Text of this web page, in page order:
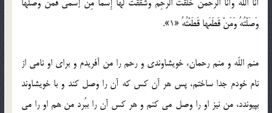
وَصَلْتُهُ وَمَنْ قَطَعَها قَطَعْتُهُ‏ «1».
منم اللّه و منم رحمان، خويشاوندى و رحم را من آفريدم و براى او نامى از
نام خودم جدا ساختم، پس هر آن كس كه آن را وصل كند و با خويشاوند
بپيوندد، من نيز او را وصل مى ‏كنم و هر كس آن را ببُرد من هم او را مى